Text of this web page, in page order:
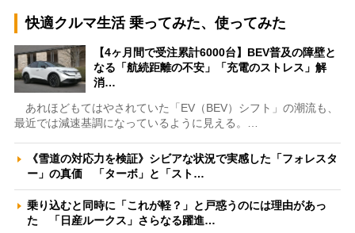
快適クルマ生活 乗ってみた、使ってみた
【4ヶ月間で受注累計6000台】BEV普及の障壁と
なる「航続距離の不安」「充電のストレス」解
消…
あれほどもてはやされていた「EV（BEV）シフト」の潮流も、
最近では減速基調になっているように見える。…
《雪道の対応力を検証》シビアな状況で実感した「フォレスタ
ー」の真価 「ターボ」と「スト…
乗り込むと同時に「これが軽？」と戸惑うのには理由があっ
た 「日産ルークス」さらなる躍進…